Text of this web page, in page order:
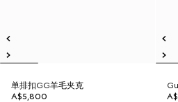
单排扣GG羊毛夹克
A$5,800